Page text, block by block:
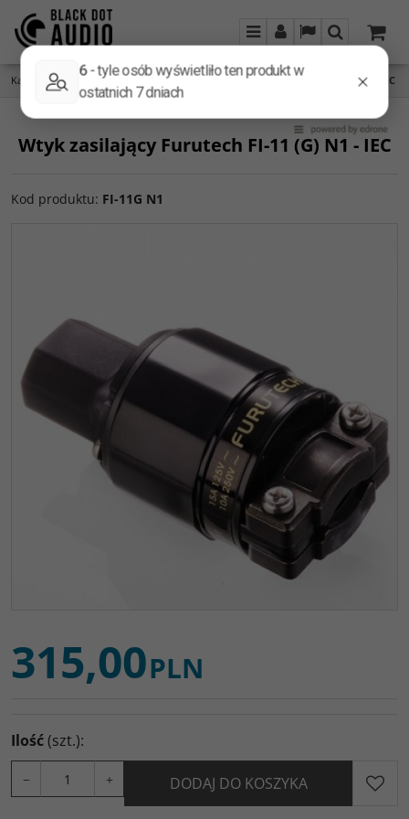
MenuPanelLangSzukaj
Kategoria główna / Gniazda i wtyki / Wtyk zasilający Furutech FI-11 (G) N1 - IEC
Wtyk zasilający Furutech FI-11 (G) N1 - IEC
Kod produktu: FI-11G N1
315,00PLN
Ilość(szt.):
− + DODAJ DO KOSZYKA